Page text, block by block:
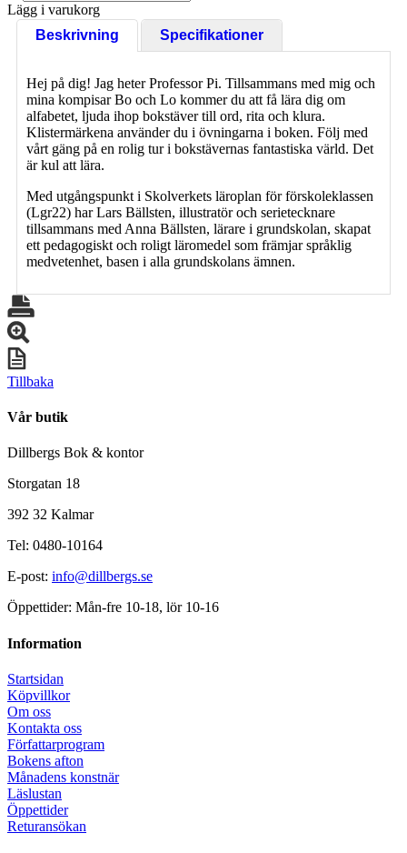
Lägg i varukorg
Beskrivning
Specifikationer
Hej på dig! Jag heter Professor Pi. Tillsammans med mig och
mina kompisar Bo och Lo kommer du att få lära dig om
alfabetet, ljuda ihop bokstäver till ord, rita och klura.
Klistermärkena använder du i övningarna i boken. Följ med
vårt gäng på en rolig tur i bokstävernas fantastiska värld. Det
är kul att lära.
Med utgångspunkt i Skolverkets läroplan för förskoleklassen
(Lgr22) har Lars Bällsten, illustratör och serietecknare
tillsammans med Anna Bällsten, lärare i grundskolan, skapat
ett pedagogiskt och roligt läromedel som främjar språklig
medvetenhet, basen i alla grundskolans ämnen.
Tillbaka
Vår butik
Dillbergs Bok & kontor
Storgatan 18
392 32 Kalmar
Tel: 0480-10164
E-post: info@dillbergs.se
Öppettider: Mån-fre 10-18, lör 10-16
Information
Startsidan
Köpvillkor
Om oss
Kontakta oss
Författarprogram
Bokens afton
Månadens konstnär
Läslustan
Öppettider
Returansökan